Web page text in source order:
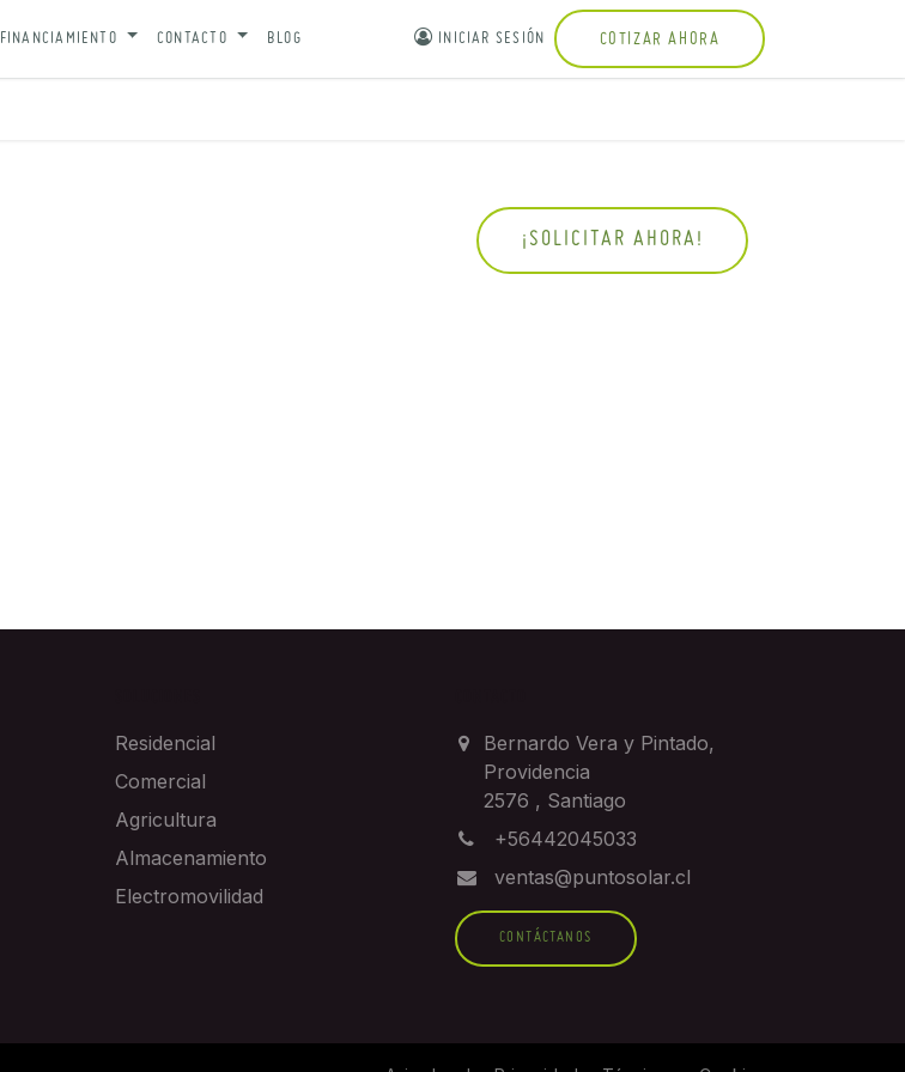
FINANCIAMIENTO CONTACTO BLOG INICIAR SESIÓN COTIZAR AHORA
¡SOLICITAR AHORA!
Residencial
Comercial
Agricultura
Almacenamiento
Electromovilidad
Bernardo Vera y Pintado,
Providencia
2576 , Santiago
+56442045033
ventas@puntosolar.cl
CONTÁCTANOS